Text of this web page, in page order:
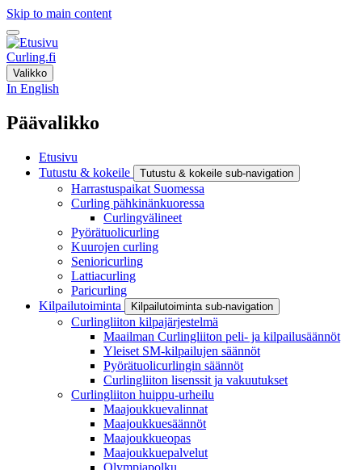
Skip to main content
Curling.fi
Valikko
In English
Päävalikko
Etusivu
Tutustu & kokeile
Tutustu & kokeile sub-navigation
Harrastuspaikat Suomessa
Curling pähkinänkuoressa
Curlingvälineet
Pyörätuolicurling
Kuurojen curling
Senioricurling
Lattiacurling
Paricurling
Kilpailutoiminta
Kilpailutoiminta sub-navigation
Curlingliiton kilpajärjestelmä
Maailman Curlingliiton peli- ja kilpailusäännöt
Yleiset SM-kilpailujen säännöt
Pyörätuolicurlingin säännöt
Curlingliiton lisenssit ja vakuutukset
Curlingliiton huippu-urheilu
Maajoukkuevalinnat
Maajoukkuesäännöt
Maajoukkueopas
Maajoukkuepalvelut
Olympiapolku